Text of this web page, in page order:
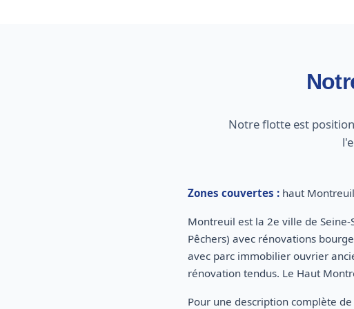
Notre flotte est
Zones couvertes : haut
Montreuil est la 2e ville de
Pêchers) avec rénovations
avec parc immobilier ouvrier
rénovation tendus. Le Haut
Pour une description complète